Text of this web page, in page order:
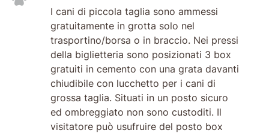
I cani di piccola taglia sono ammessi
gratuitamente in grotta solo nel
trasportino/borsa o in braccio. Nei pressi
della biglietteria sono posizionati 3 box
gratuiti in cemento con una grata davanti
chiudibile con lucchetto per i cani di
grossa taglia. Situati in un posto sicuro
ed ombreggiato non sono custoditi. Il
visitatore può usufruire del posto box